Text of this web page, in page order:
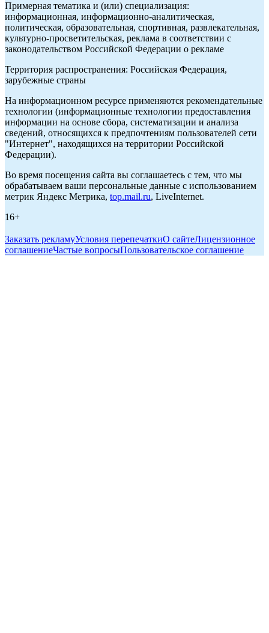
Примерная тематика и (или) специализация:
информационная, информационно-аналитическая,
политическая, образовательная, спортивная, развлекательная,
культурно-просветительская, реклама в соответствии с
законодательством Российской Федерации о рекламе
Территория распространения: Российская Федерация,
зарубежные страны
На информационном ресурсе применяются рекомендательные
технологии (информационные технологии предоставления
информации на основе сбора, систематизации и анализа
сведений, относящихся к предпочтениям пользователей сети
"Интернет", находящихся на территории Российской
Федерации).
Во время посещения сайта вы соглашаетесь с тем, что мы
обрабатываем ваши персональные данные с использованием
метрик Яндекс Метрика, top.mail.ru, LiveInternet.
16+
Заказать рекламуУсловия перепечаткиО сайтеЛицензионное
соглашениеЧастые вопросыПользовательское соглашение